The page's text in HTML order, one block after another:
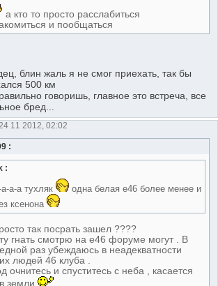
а кто то просто расслабиться
и пообщаться
блин жаль я не смог приехать, так бы
500 км
говоришь, главное это встреча, все
бред...
11 2012, 02:02
:
:
а-а тухляк
одна белая е46 более менее и
ксенона
так посрать зашел ????
гнать смотрю на е46 форуме могут . В
раз убеждаюсь в неадекватности
людей 46 клуба .
очнитесь и спуститесь с неба , касается
земли